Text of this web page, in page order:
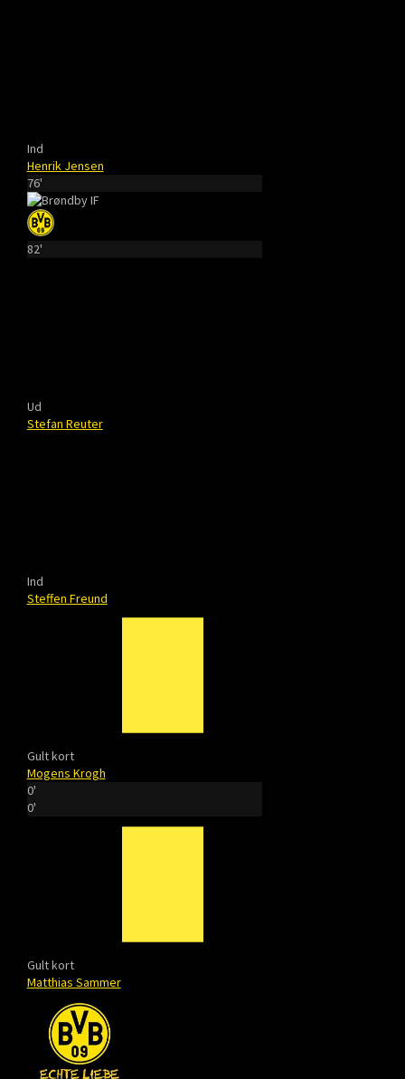
Ind
Henrik Jensen
76'
82'
Ud
Stefan Reuter
Ind
Steffen Freund
Gult kort
Mogens Krogh
0'
0'
Gult kort
Matthias Sammer